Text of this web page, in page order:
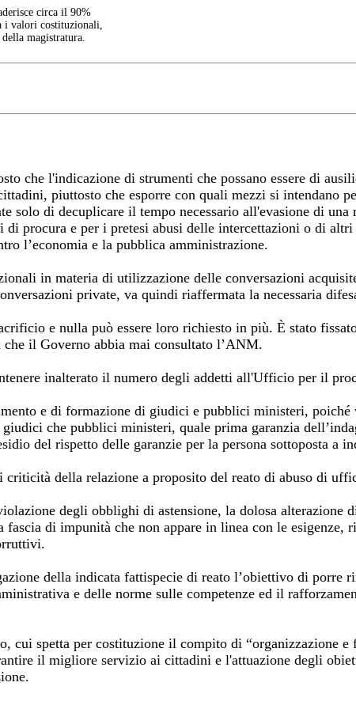
circa il 90%
i valori costituzionali,
magistratura.
che l'indicazione di strumenti che possano essere di
piuttosto che esporre con quali mezzi si intendano
solo di decuplicare il tempo necessario all'evasione di
procura e per i pretesi abusi delle intercettazioni o di
l’economia e la pubblica amministrazione.
in materia di utilizzazione delle conversazioni
private, va quindi riaffermata la necessaria
e nulla può essere loro richiesto in più. È stato
il Governo abbia mai consultato l’ANM.
inalterato il numero degli addetti all'Ufficio per il
e di formazione di giudici e pubblici ministeri,
che pubblici ministeri, quale prima garanzia
del rispetto delle garanzie per la persona sottoposta a
della relazione a proposito del reato di abuso di
degli obblighi di astensione, la dolosa alterazione
di impunità che non appare in linea con le esigenze,
della indicata fattispecie di reato l’obiettivo di porre
e delle norme sulle competenze ed il
spetta per costituzione il compito di “organizzazione
il migliore servizio ai cittadini e l'attuazione degli